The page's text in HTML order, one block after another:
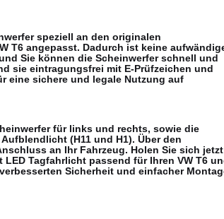
speziell an den originalen
T6 angepasst. Dadurch ist keine
Sie können die Scheinwerfer schnell und
sie eintragungsfrei mit E-Prüfzeichen und
eine sichere und legale Nutzung auf
für links und rechts, sowie die
(H11 und H1). Über den
an Ihr Fahrzeug. Holen Sie sich jetzt
Tagfahrlicht passend für Ihren VW T6
Sicherheit und einfacher